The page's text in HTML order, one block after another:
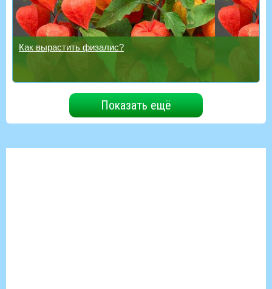
Как вырастить физалис?
Показать ещё